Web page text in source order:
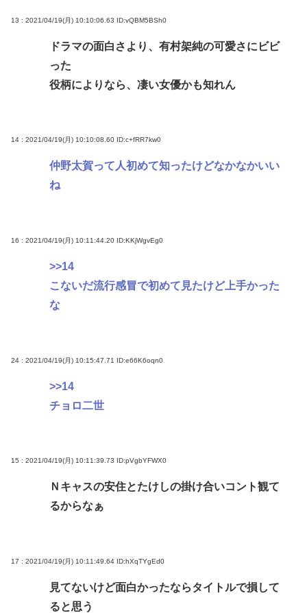
13 : 2021/04/19(月) 10:10:06.63 ID:vQBM5BSh0
ドラマの面白さより、有村架純の可愛さにビビ
った
役柄によりなら、凄い女優かも知れん
14 : 2021/04/19(月) 10:10:08.60 ID:c+fRR7kw0
仲野太賀って人初めて知ったけどなかなかいい
ね
16 : 2021/04/19(月) 10:11:44.20 ID:KKjWgvEg0
>>14
こないだ流行感冒で初めて見たけど上手かった
な
24 : 2021/04/19(月) 10:15:47.71 ID:e66K6oqn0
>>14
チョロ二世
15 : 2021/04/19(月) 10:11:39.73 ID:pVgbYFWX0
Ｎキャスの安住とたけしの掛け合いコント観て
るからなぁ
17 : 2021/04/19(月) 10:11:49.64 ID:hXqTYgEd0
見てないけど面白かったならタイトルで損して
ると思う